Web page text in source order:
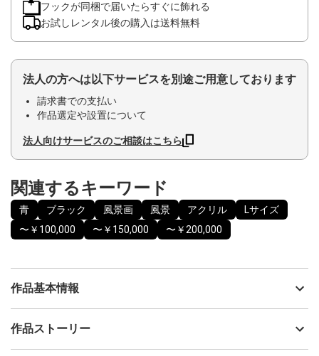
フックが同梱で届いたらすぐに飾れる
お試しレンタル後の購入は送料無料
法人の方へは以下サービスを別途ご用意しております
請求書での支払い
作品選定や設置について
法人向けサービスのご相談はこちら
関連するキーワード
青 ブラック 風景画 風景 アクリル
Lサイズ
〜￥100,000
〜￥150,000 〜￥200,000
作品基本情報
出品者
作品ストーリー